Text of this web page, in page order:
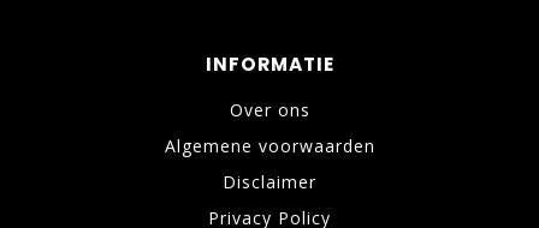
INFORMATIE
Over ons
Algemene voorwaarden
Disclaimer
Privacy Policy